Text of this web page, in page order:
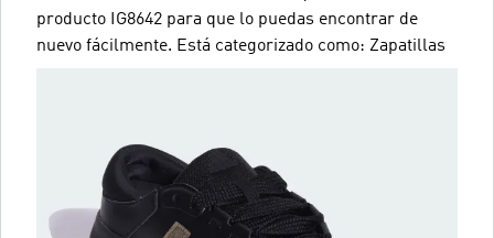
producto IG8642 para que lo puedas encontrar de
nuevo fácilmente. Está categorizado como: Zapatillas